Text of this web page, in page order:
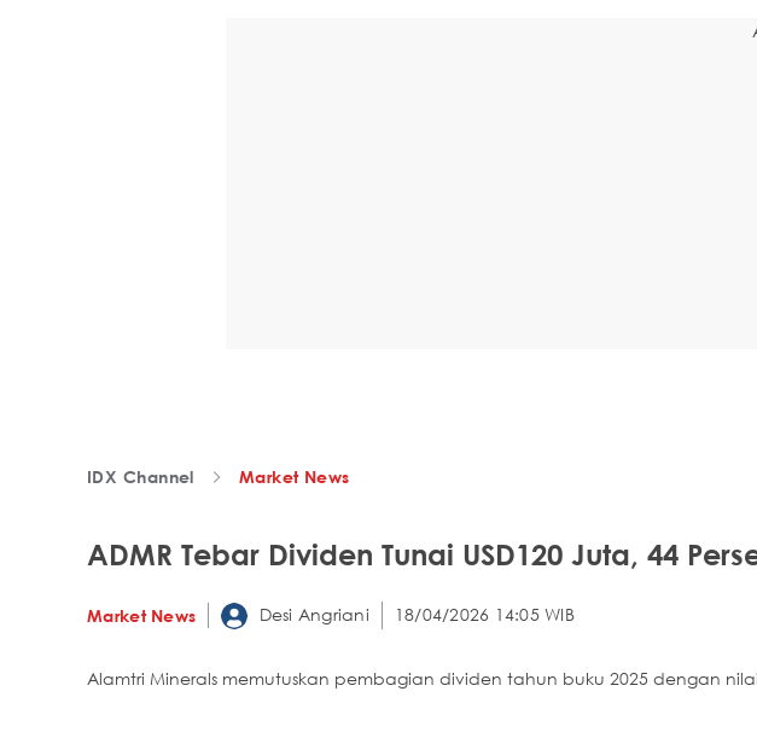
IDX Channel Market News
ADMR Tebar Dividen Tunai USD120 Juta, 44
Market News Desi Angriani 18/04/2026 14:05 WIB
Alamtri Minerals memutuskan pembagian dividen tahun buku 2025 dengan nilai